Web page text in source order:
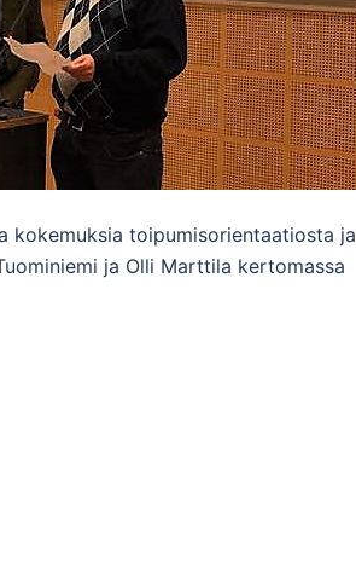
kokemuksia toipumisorientaatiosta ja
ja Olli Marttila kertomassa